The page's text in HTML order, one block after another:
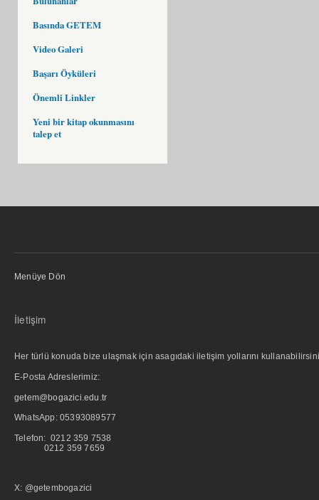
Basında GETEM
Video Galeri
Başarı Öyküleri
Önemli Linkler
Yeni bir kitap okunmasını
talep et
Menüye Dön
İletişim
Her türlü konuda bize ulaşmak için asagıdaki iletişim yollarını
E-Posta Adreslerimiz:
getem@bogazici.edu.tr
WhatsApp: 05393089577
Telefon: 0212 359 7538
0212 359 7659
X: @getembogazici